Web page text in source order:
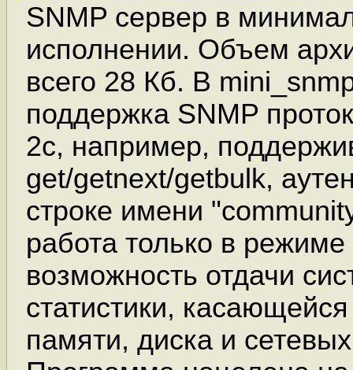
SNMP сервер в
исполнении. Объем
всего 28 Кб. В
поддержка SNMP
2c, например,
get/getnext/getbulk,
строке имени
работа только в
возможность отдачи
статистики,
памяти, диска и